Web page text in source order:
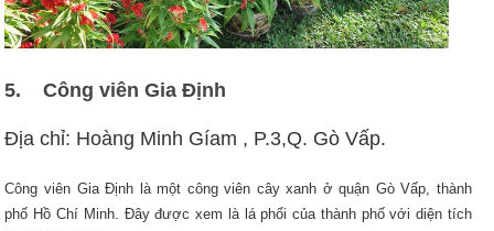
5.Công viên Gia Định
Địa chỉ: Hoàng Minh Gíam , P.3,Q. Gò Vấp.
Công viên Gia Định là một công viên cây xanh ở quận Gò Vấp, thành
phố Hồ Chí Minh. Đây được xem là lá phổi của thành phố với diện tích